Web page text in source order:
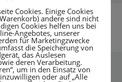
Cookies. Einige Cookies
andere sind nicht
Cookies helfen uns bei
Angebotes, unserer
für Marketingzwecke
die Speicherung von
das Auslesen
deren Verarbeitung.
um in den Einsatz von
oder auf „Alle